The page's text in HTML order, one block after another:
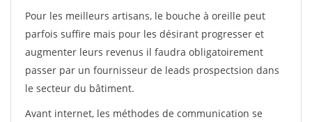
Pour les meilleurs artisans, le bouche à oreille peut
parfois suffire mais pour les désirant progresser et
augmenter leurs revenus il faudra obligatoirement
passer par un fournisseur de leads prospectsion dans
le secteur du bâtiment.
Avant internet, les méthodes de communication se